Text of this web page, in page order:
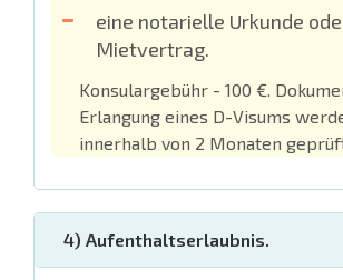
eine notarielle Urkunde
Mietvertrag.
Konsulargebühr - 100 €.
Erlangung eines D-Visums
innerhalb von 2 Monaten
4) Aufenthaltserlaubnis.